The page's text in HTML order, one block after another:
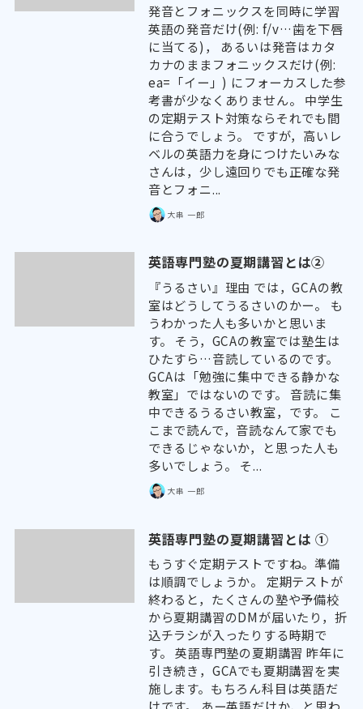
発音とフォニックスを同時に学習
英語の発音だけ(例: f/v…歯を下唇
に当てる)， あるいは発音はカタ
カナのままフォニックスだけ(例:
ea=「イー」) にフォーカスした参
考書が少なくありません。 中学生
の定期テスト対策ならそれでも間
に合うでしょう。 ですが，高いレ
ベルの英語力を身につけたいみな
さんは，少し遠回りでも正確な発
音とフォニ...
大串 一郎
英語専門塾の夏期講習とは②
『うるさい』理由 では，GCAの教
室はどうしてうるさいのかー。 も
うわかった人も多いかと思いま
す。 そう，GCAの教室では塾生は
ひたすら…音読しているのです。
GCAは「勉強に集中できる静かな
教室」ではないのです。 音読に集
中できるうるさい教室，です。 こ
こまで読んで，音読なんて家でも
できるじゃないか，と思った人も
多いでしょう。 そ...
大串 一郎
英語専門塾の夏期講習とは ①
もうすぐ定期テストですね。準備
は順調でしょうか。 定期テストが
終わると，たくさんの塾や予備校
から夏期講習のDMが届いたり，折
込チラシが入ったりする時期で
す。 英語専門塾の夏期講習 昨年に
引き続き，GCAでも夏期講習を実
施します。もちろん科目は英語だ